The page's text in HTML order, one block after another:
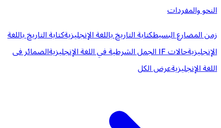
النحو والمفردات
زمن المضارع البسيطكتابة التاريخ باللغة الإنجليزيةكتابة التاريخ باللغة
الإنجليزيةحالات IF الجمل الشرطية في اللغة الإنجليزية
الضمائر فى
اللغة الإنجليزيةعرض الكل